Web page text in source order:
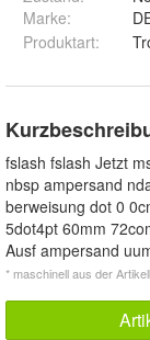
Marke:
Produktart:
fslash fslash Jetzt
nbsp ampersand
berweisung dot 0
5dot4pt 60mm
Ausf ampersand
* maschinell aus der